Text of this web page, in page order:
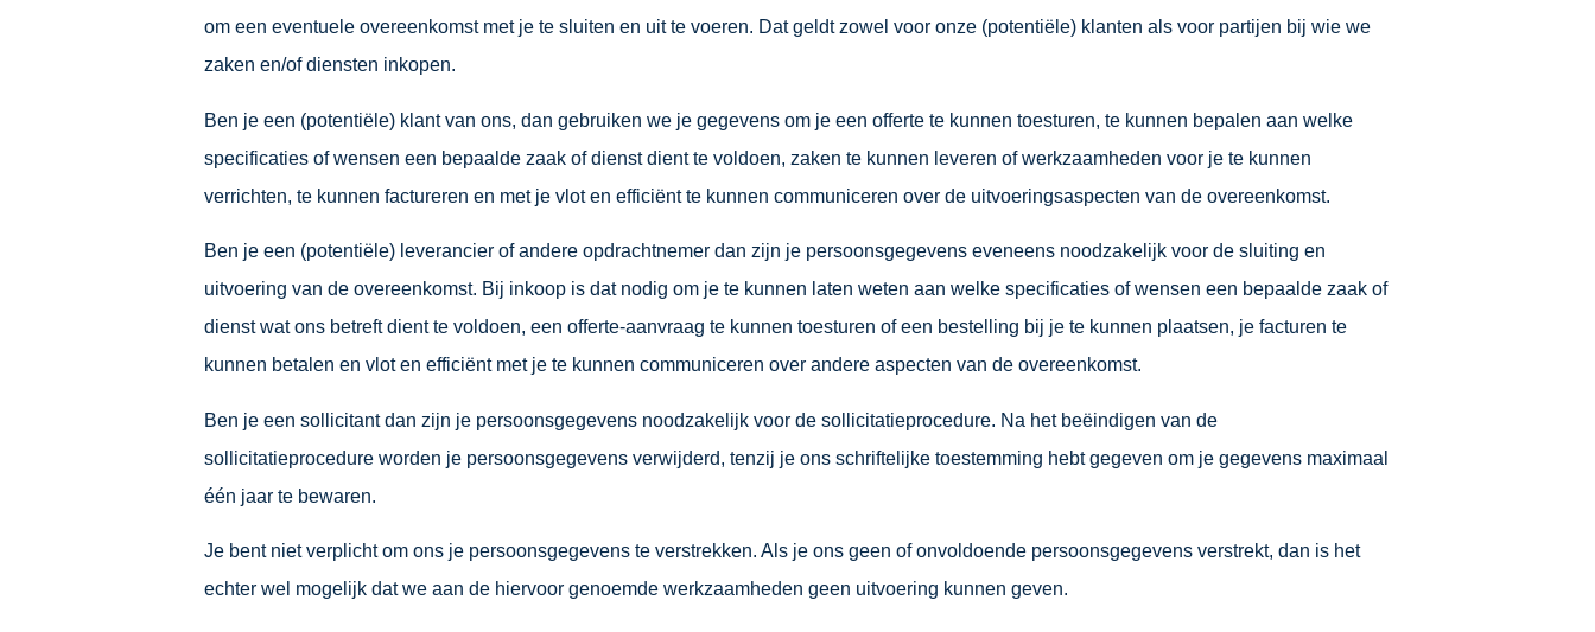
om een eventuele overeenkomst met je te sluiten en uit te voeren. Dat geldt zowel voor onze (potentiële) klanten als voor partijen bij wie we
zaken en/of diensten inkopen.
Ben je een (potentiële) klant van ons, dan gebruiken we je gegevens om je een offerte te kunnen toesturen, te kunnen bepalen aan welke
specificaties of wensen een bepaalde zaak of dienst dient te voldoen, zaken te kunnen leveren of werkzaamheden voor je te kunnen
verrichten, te kunnen factureren en met je vlot en efficiënt te kunnen communiceren over de uitvoeringsaspecten van de overeenkomst.
Ben je een (potentiële) leverancier of andere opdrachtnemer dan zijn je persoonsgegevens eveneens noodzakelijk voor de sluiting en
uitvoering van de overeenkomst. Bij inkoop is dat nodig om je te kunnen laten weten aan welke specificaties of wensen een bepaalde zaak of
dienst wat ons betreft dient te voldoen, een offerte-aanvraag te kunnen toesturen of een bestelling bij je te kunnen plaatsen, je facturen te
kunnen betalen en vlot en efficiënt met je te kunnen communiceren over andere aspecten van de overeenkomst.
Ben je een sollicitant dan zijn je persoonsgegevens noodzakelijk voor de sollicitatieprocedure. Na het beëindigen van de
sollicitatieprocedure worden je persoonsgegevens verwijderd, tenzij je ons schriftelijke toestemming hebt gegeven om je gegevens maximaal
één jaar te bewaren.
Je bent niet verplicht om ons je persoonsgegevens te verstrekken. Als je ons geen of onvoldoende persoonsgegevens verstrekt, dan is het
echter wel mogelijk dat we aan de hiervoor genoemde werkzaamheden geen uitvoering kunnen geven.